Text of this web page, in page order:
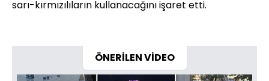
sarı-kırmızılıların kullanacağını işaret etti.
ÖNERİLEN VİDEO